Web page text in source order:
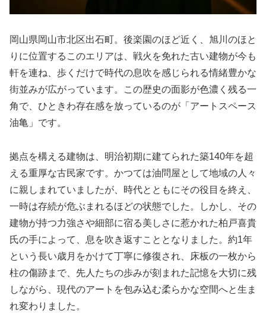
岡山県岡山市北区出石町。後楽園のほど近く、旭川のほと
りに位置するこのエリアは、戦火を免れた古い建物が今も
軒を連ね、歩くだけで時代の息吹を感じられる情緒豊かな
街並みが広がっています。この歴史の面影が色濃く残る一
角で、ひときわ存在感を放っているのが「アートスペース
油亀」です。
拠点を構える建物は、明治初期に建てられた築140年を超
える重厚な古民家です。かつては油問屋として地域の人々
に親しまれていましたが、時代とともにその役目を終え、
一時は存続が危ぶまれるほどの状態でした。しかし、その
建物が持つ力強さや細部に宿る美しさに惹かれた柏戸喜貴
氏の手によって、息を吹き返すこととなりました。約1年
という長い歳月をかけて丁寧に修復され、床板の一枚から
柱の傷跡まで、先人たちの歩みが刻まれた記憶を大切に残
しながら、現代のアートを包み込む柔らかな空間へと生ま
れ変わりました。